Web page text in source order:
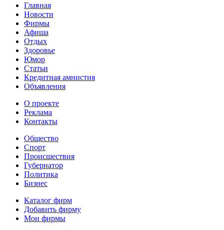
Главная
Новости
Фирмы
Афиша
Отдых
Здоровье
Юмор
Статьи
Кредитная амнистия
Объявления
О проекте
Реклама
Контакты
Общество
Спорт
Происшествия
Губернатор
Политика
Бизнес
Каталог фирм
Добавить фирму
Мои фирмы